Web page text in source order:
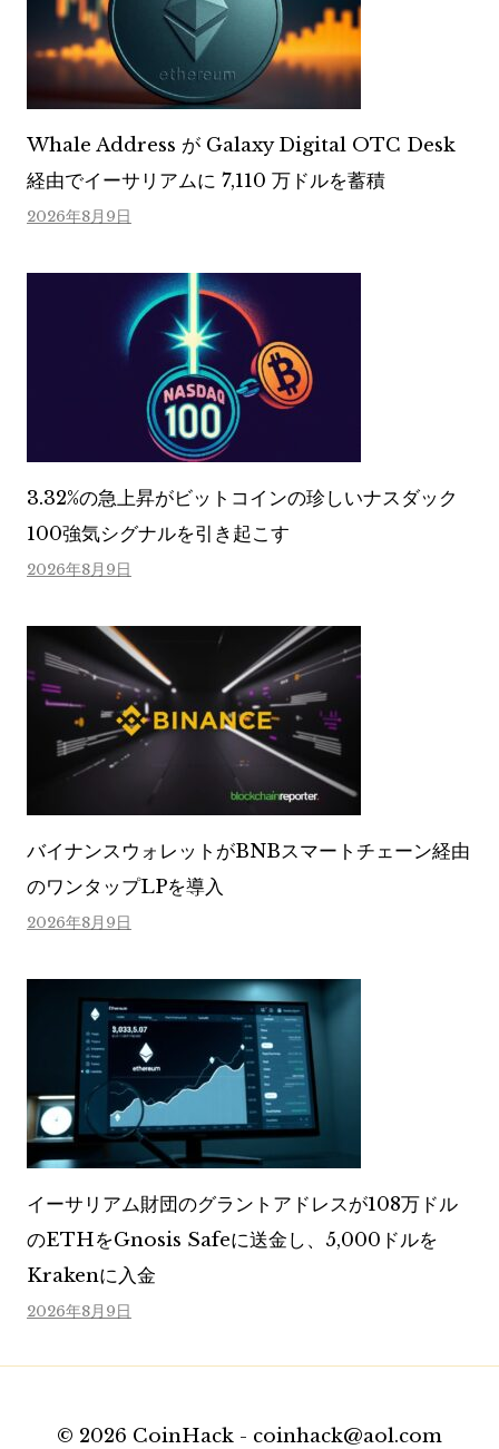
Whale Address が Galaxy Digital OTC Desk
経由でイーサリアムに 7,110 万ドルを蓄積
2026年8月9日
3.32%の急上昇がビットコインの珍しいナスダック
100強気シグナルを引き起こす
2026年8月9日
バイナンスウォレットがBNBスマートチェーン経由
のワンタップLPを導入
2026年8月9日
イーサリアム財団のグラントアドレスが108万ドル
のETHをGnosis Safeに送金し、5,000ドルを
Krakenに入金
2026年8月9日
© 2026 CoinHack - coinhack@aol.com